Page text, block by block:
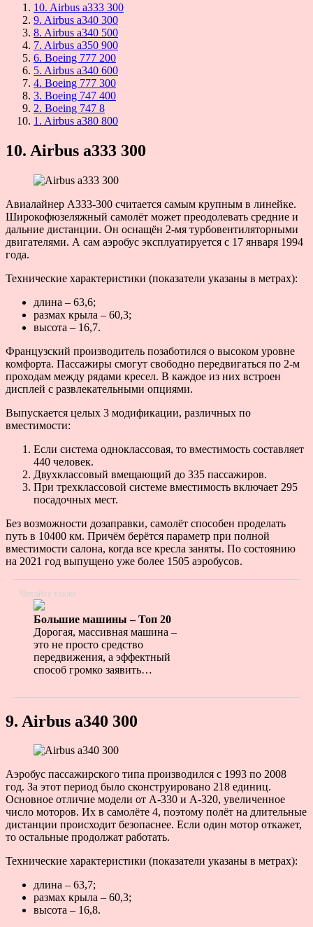
10. Airbus a333 300
9. Airbus a340 300
8. Airbus a340 500
7. Airbus a350 900
6. Boeing 777 200
5. Airbus a340 600
4. Boeing 777 300
3. Boeing 747 400
2. Boeing 747 8
1. Airbus a380 800
10. Airbus a333 300
Авиалайнер A333-300 считается самым крупным в линейке.
Широкофюзеляжный самолёт может преодолевать средние и
дальние дистанции. Он оснащён 2-мя турбовентиляторными
двигателями. А сам аэробус эксплуатируется с 17 января 1994
года.
Технические характеристики (показатели указаны в метрах):
длина – 63,6;
размах крыла – 60,3;
высота – 16,7.
Французский производитель позаботился о высоком уровне
комфорта. Пассажиры смогут свободно передвигаться по 2-м
проходам между рядами кресел. В каждое из них встроен
дисплей с развлекательными опциями.
Выпускается целых 3 модификации, различных по
вместимости:
Если система одноклассовая, то вместимость составляет
440 человек.
Двухклассовый вмещающий до 335 пассажиров.
При трехклассовой системе вместимость включает 295
посадочных мест.
Без возможности дозаправки, самолёт способен проделать
путь в 10400 км. Причём берётся параметр при полной
вместимости салона, когда все кресла заняты. По состоянию
на 2021 год выпущено уже более 1505 аэробусов.
Читайте также
Большие машины – Топ 20
Дорогая, массивная машина –
это не просто средство
передвижения, а эффектный
способ громко заявить…
9. Airbus a340 300
Аэробус пассажирского типа производился с 1993 по 2008
год. За этот период было сконструировано 218 единиц.
Основное отличие модели от А-330 и А-320, увеличенное
число моторов. Их в самолёте 4, поэтому полёт на длительные
дистанции происходит безопаснее. Если один мотор откажет,
то остальные продолжат работать.
Технические характеристики (показатели указаны в метрах):
длина – 63,7;
размах крыла – 60,3;
высота – 16,8.